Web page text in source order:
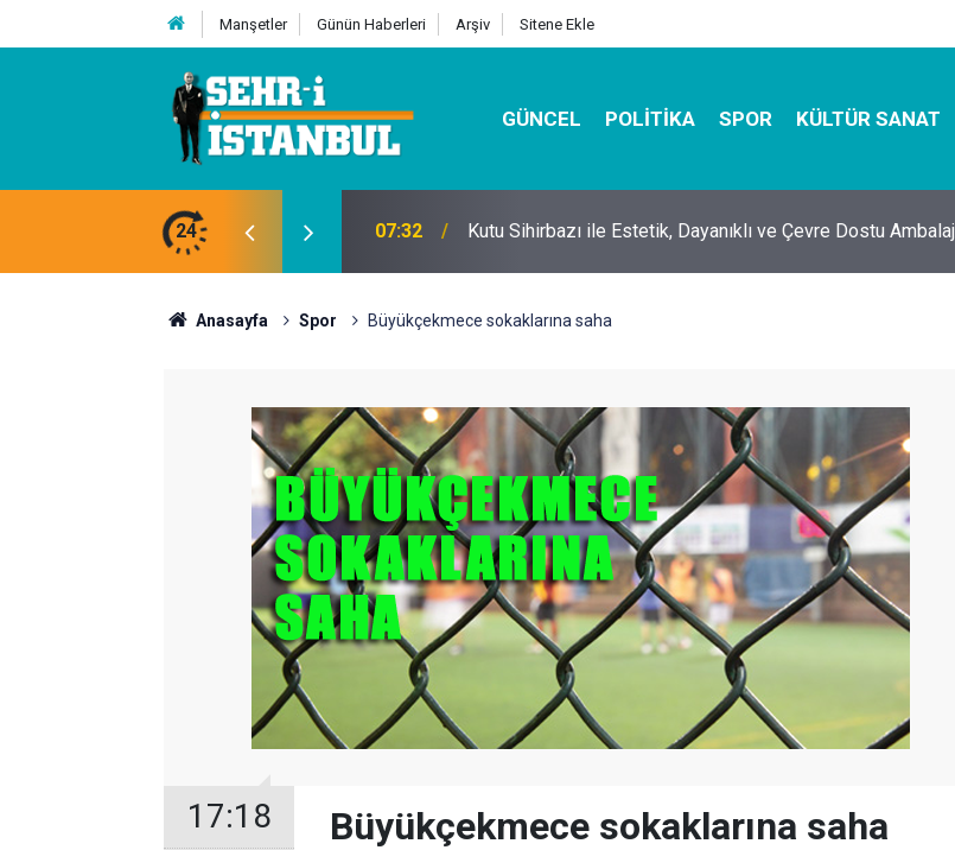
Manşetler Günün Haberleri Arşiv Sitene Ekle
GÜNCEL POLITIKA SPOR KÜLTÜR SANAT
24 07:32 Kutu Sihirbazı ile Estetik, Dayanıklı ve Çevre Dostu Ambalaj
Anasayfa Spor Büyükçekmece sokaklarına saha
17:18 Büyükçekmece sokaklarına saha